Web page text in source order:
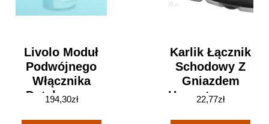
Livolo Moduł
Podwójnego
Włącznika
Dotykowego
194,30zł
Karlik Łącznik
Schodowy Z
Gniazdem
Hermetycznym
22,77zł